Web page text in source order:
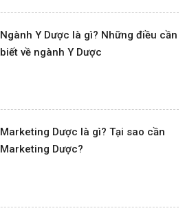
Ngành Y Dược là gì? Những điều cần
biết về ngành Y Dược
Marketing Dược là gì? Tại sao cần
Marketing Dược?